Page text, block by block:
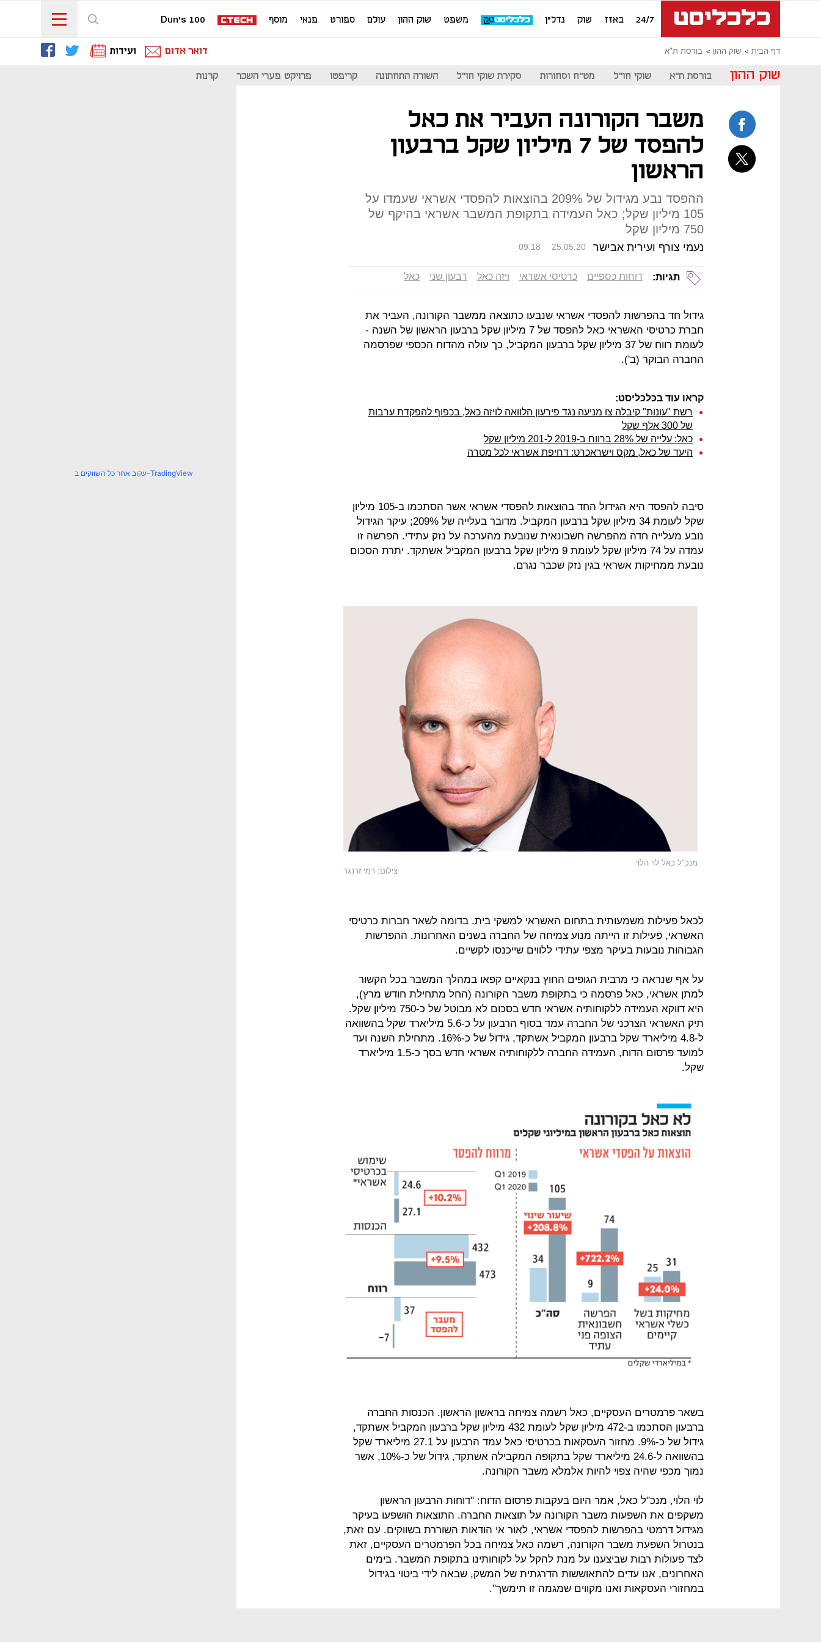
24/7 באזז שוק נדל"ן משפט שוק ההון עולם ספורט פנאי מוסף Dun's 100
דף הבית שוק ההון בורסת ת"א דואר אדום ועידות
שוק ההון בורסת ת"א שוקי חו"ל מט"ח וסחורות סקירת שוקי חו"ל השורה התחתונה קריפטו פרויקט פערי השכר קרנות
משבר הקורונה העביר את כאל
להפסד של 7 מיליון שקל ברבעון
הראשון
ההפסד נבע מגידול של 209% בהוצאות להפסדי אשראי שעמדו על
105 מיליון שקל; כאל העמידה בתקופת המשבר אשראי בהיקף של
750 מיליון שקל
נעמי צורף ועירית אבישר 09:18 25.05.20
תגיות: דוחות כספיים כרטיסי אשראי ויזה כאל רבעון שני כאל
גידול חד בהפרשות להפסדי אשראי שנבעו כתוצאה ממשבר הקורונה, העביר את
חברת כרטיסי האשראי כאל להפסד של 7 מיליון שקל ברבעון הראשון של השנה -
לעומת רווח של 37 מיליון שקל ברבעון המקביל, כך עולה מהדוח הכספי שפרסמה
החברה הבוקר (ב').
קראו עוד בכלכליסט:
רשת "עונות" קיבלה צו מניעה נגד פירעון הלוואה לויזה כאל, בכפוף להפקדת ערבות
של 300 אלף שקל
כאל: עלייה של 28% ברווח ב-2019 ל-201 מיליון שקל
היעד של כאל, מקס וישראכרט: דחיפת אשראי לכל מטרה
סיבה להפסד היא הגידול החד בהוצאות להפסדי אשראי אשר הסתכמו ב-105 מיליון
שקל לעומת 34 מיליון שקל ברבעון המקביל. מדובר בעלייה של 209%; עיקר הגידול
נובע מעלייה חדה מהפרשה חשבונאית שנובעת מהערכה על נזק עתידי. הפרשה זו
עמדה על 74 מיליון שקל לעומת 9 מיליון שקל ברבעון המקביל אשתקד. יתרת הסכום
נובעת ממחיקות אשראי בגין נזק שכבר נגרם.
מנכ"ל כאל לוי הלוי
צילום: רמי זרנגר
לכאל פעילות משמעותית בתחום האשראי למשקי בית. בדומה לשאר חברות כרטיסי
האשראי, פעילות זו הייתה מנוע צמיחה של החברה בשנים האחרונות. ההפרשות
הגבוהות נובעות בעיקר מצפי עתידי ללווים שייכנסו לקשיים.
על אף שנראה כי מרבית הגופים החוץ בנקאיים קפאו במהלך המשבר בכל הקשור
למתן אשראי, כאל פרסמה כי בתקופת משבר הקורונה (החל מתחילת חודש מרץ),
היא דווקא העמידה ללקוחותיה אשראי חדש בסכום לא מבוטל של כ-750 מיליון שקל.
תיק האשראי הצרכני של החברה עמד בסוף הרבעון על כ-5.6 מיליארד שקל בהשוואה
ל-4.8 מיליארד שקל ברבעון המקביל אשתקד, גידול של כ-16%. מתחילת השנה ועד
למועד פרסום הדוח, העמידה החברה ללקוחותיה אשראי חדש בסך כ-1.5 מיליארד
שקל.
בשאר פרמטרים העסקיים, כאל רשמה צמיחה בראשון הראשון. הכנסות החברה
ברבעון הסתכמו ב-472 מיליון שקל לעומת 432 מיליון שקל ברבעון המקביל אשתקד,
גידול של כ-9%. מחזור העסקאות בכרטיסי כאל עמד הרבעון על 27.1 מיליארד שקל
בהשוואה ל-24.6 מיליארד שקל בתקופה המקבילה אשתקד, גידול של כ-10%, אשר
נמוך מכפי שהיה צפוי להיות אלמלא משבר הקורונה.
לוי הלוי, מנכ"ל כאל, אמר היום בעקבות פרסום הדוח: "דוחות הרבעון הראשון
משקפים את השפעות משבר הקורונה על תוצאות החברה. התוצאות הושפעו בעיקר
מגידול דרמטי בהפרשות להפסדי אשראי, לאור אי הודאות השוררת בשווקים. עם זאת,
בנטרול השפעת משבר הקורונה, רשמה כאל צמיחה בכל הפרמטרים העסקיים, זאת
לצד פעולות רבות שביצענו על מנת להקל על לקוחותינו בתקופת המשבר. בימים
האחרונים, אנו עדים להתאוששות הדרגתית של המשק, שבאה לידי ביטוי בגידול
במחזורי העסקאות ואנו מקווים שמגמה זו תימשך".
עקוב אחר כל השווקים ב-TradingView